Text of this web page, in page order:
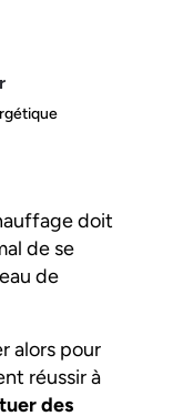
doit
de se
de
alors pour
réussir à
des